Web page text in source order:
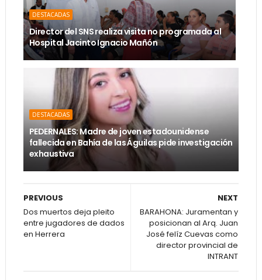
DESTACADAS
Director del SNS realiza visita no programada al
Hospital Jacinto Ignacio Mañón
DESTACADAS
PEDERNALES: Madre de joven estadounidense
fallecida en Bahía de las Águilas pide investigación
exhaustiva
NEXT
BARAHONA: Juramentan y
posicionan al Arq. Juan
José felíz Cuevas como
director provincial de
INTRANT
PREVIOUS
Dos muertos deja pleito
entre jugadores de dados
en Herrera